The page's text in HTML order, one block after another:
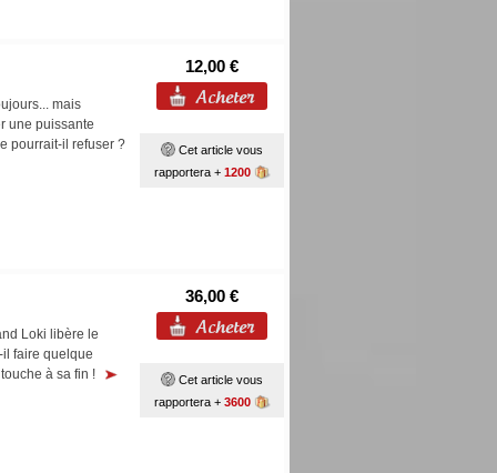
mais
une puissante
pourrait-il refuser ?
12,00 €
Cet article vous
rapportera + 1200
Loki libère le
faire quelque
à sa fin !
36,00 €
Cet article vous
rapportera + 3600